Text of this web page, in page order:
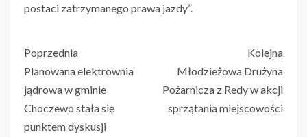
postaci zatrzymanego prawa jazdy”.
Poprzednia
Planowana elektrownia
jądrowa w gminie
Choczewo stała się
punktem dyskusji
Kolejna
Młodzieżowa Drużyna
Pożarnicza z Redy w akcji
sprzątania miejscowości